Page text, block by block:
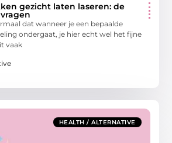
gezicht laten laseren: de
dat wanneer je een bepaalde
ondergaat, je hier echt wel het fijne
vaak
HEALTH / ALTERNATIVE